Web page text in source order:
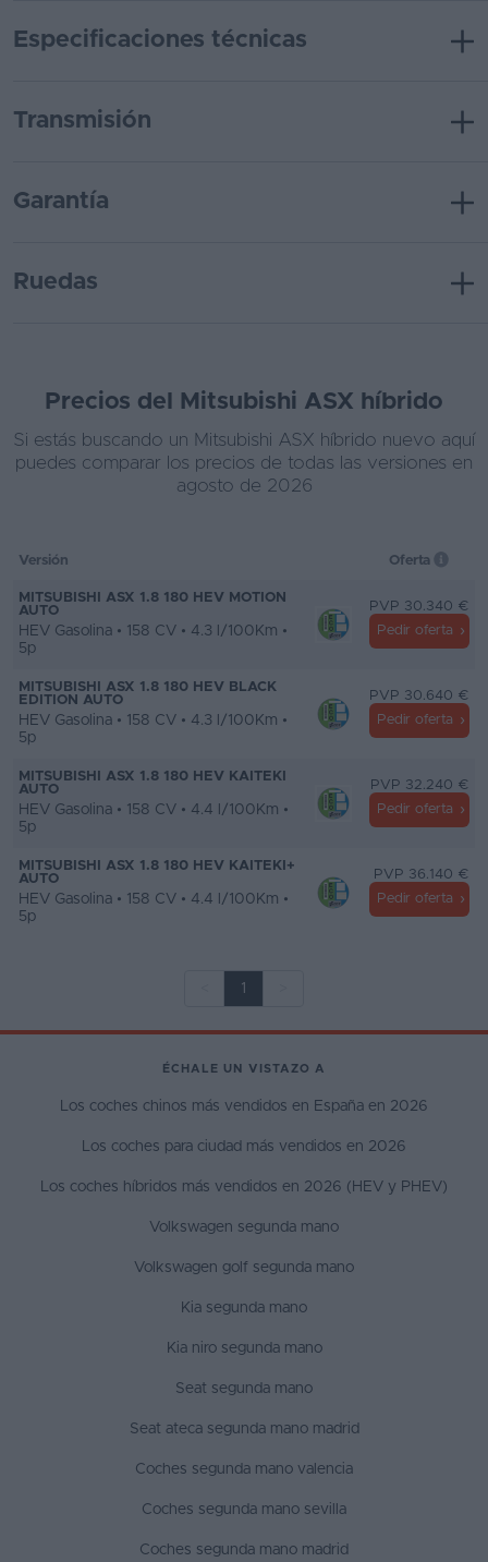
Especificaciones técnicas
Transmisión
Garantía
Ruedas
Precios del Mitsubishi ASX híbrido
Si estás buscando un Mitsubishi ASX híbrido nuevo aquí
puedes comparar los precios de todas las versiones en
agosto de 2026
Versión Oferta
MITSUBISHI ASX 1.8 180 HEV MOTION
AUTO
HEV Gasolina • 158 CV • 4.3 l/100Km •
5p
PVP 30.340 €
Pedir oferta
MITSUBISHI ASX 1.8 180 HEV BLACK
EDITION AUTO
HEV Gasolina • 158 CV • 4.3 l/100Km •
5p
PVP 30.640 €
Pedir oferta
MITSUBISHI ASX 1.8 180 HEV KAITEKI
AUTO
HEV Gasolina • 158 CV • 4.4 l/100Km •
5p
PVP 32.240 €
Pedir oferta
MITSUBISHI ASX 1.8 180 HEV KAITEKI+
AUTO
HEV Gasolina • 158 CV • 4.4 l/100Km •
5p
PVP 36.140 €
Pedir oferta
1
ÉCHALE UN VISTAZO A
Los coches chinos más vendidos en España en 2026
Los coches para ciudad más vendidos en 2026
Los coches híbridos más vendidos en 2026 (HEV y PHEV)
Volkswagen segunda mano
Volkswagen golf segunda mano
Kia segunda mano
Kia niro segunda mano
Seat segunda mano
Seat ateca segunda mano madrid
Coches segunda mano valencia
Coches segunda mano sevilla
Coches segunda mano madrid